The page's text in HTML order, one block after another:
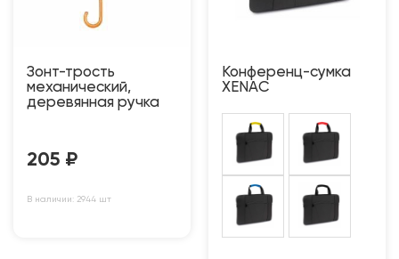
Зонт-трость
механический,
деревянная ручка
205 ₽
В наличии: 2944 шт
Конференц-сумка
XENAC